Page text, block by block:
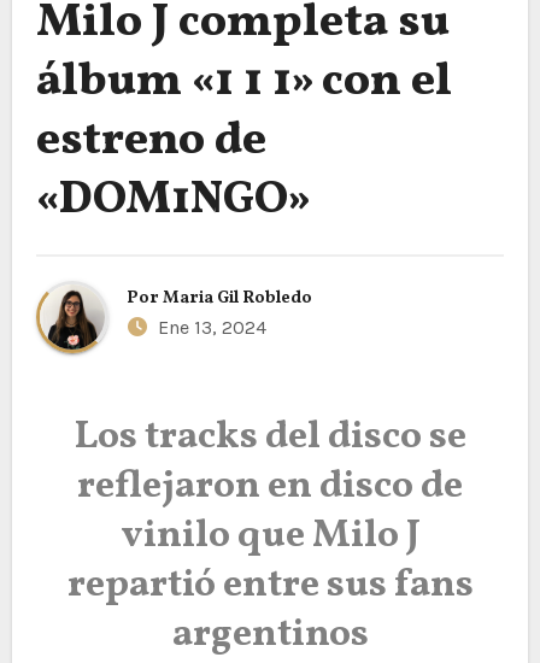
Milo J completa su
álbum «1 1 1» con el
estreno de
«DOM1NGO»
Por Maria Gil Robledo
Ene 13, 2024
Los tracks del disco se
reflejaron en disco de
vinilo que Milo J
repartió entre sus fans
argentinos